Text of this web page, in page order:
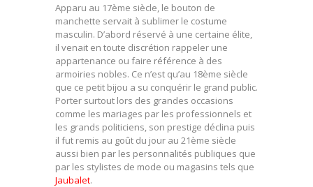
Apparu au 17ème siècle, le bouton de
manchette servait à sublimer le costume
masculin. D’abord réservé à une certaine élite,
il venait en toute discrétion rappeler une
appartenance ou faire référence à des
armoiries nobles. Ce n’est qu’au 18ème siècle
que ce petit bijou a su conquérir le grand public.
Porter surtout lors des grandes occasions
comme les mariages par les professionnels et
les grands politiciens, son prestige déclina puis
il fut remis au goût du jour au 21ème siècle
aussi bien par les personnalités publiques que
par les stylistes de mode ou magasins tels que
Jaubalet.